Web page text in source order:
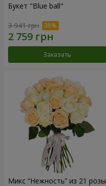
Букет "Blue ball"
3 941 грн
Заказать
Микс “Нежность” из 21 розы